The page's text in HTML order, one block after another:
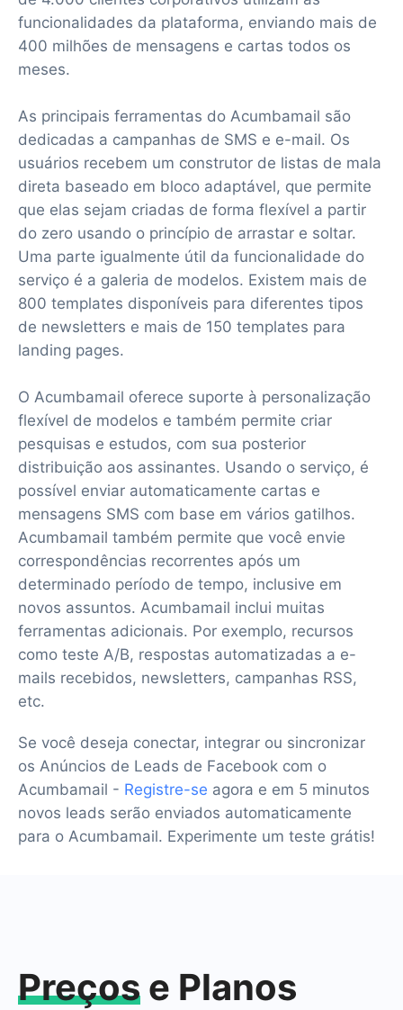
funcionalidades da plataforma, enviando mais de
400 milhões de mensagens e cartas todos os
meses.
As principais ferramentas do Acumbamail são
dedicadas a campanhas de SMS e e-mail. Os
usuários recebem um construtor de listas de mala
direta baseado em bloco adaptável, que permite
que elas sejam criadas de forma flexível a partir
do zero usando o princípio de arrastar e soltar.
Uma parte igualmente útil da funcionalidade do
serviço é a galeria de modelos. Existem mais de
800 templates disponíveis para diferentes tipos
de newsletters e mais de 150 templates para
landing pages.
O Acumbamail oferece suporte à personalização
flexível de modelos e também permite criar
pesquisas e estudos, com sua posterior
distribuição aos assinantes. Usando o serviço, é
possível enviar automaticamente cartas e
mensagens SMS com base em vários gatilhos.
Acumbamail também permite que você envie
correspondências recorrentes após um
determinado período de tempo, inclusive em
novos assuntos. Acumbamail inclui muitas
ferramentas adicionais. Por exemplo, recursos
como teste A/B, respostas automatizadas a e-
mails recebidos, newsletters, campanhas RSS,
etc.
Se você deseja conectar, integrar ou sincronizar
os Anúncios de Leads de Facebook com o
Acumbamail - Registre-se agora e em 5 minutos
novos leads serão enviados automaticamente
para o Acumbamail. Experimente um teste grátis!
Preços e Planos